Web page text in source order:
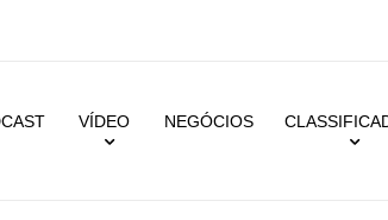
VÍDEO NEGÓCIOS